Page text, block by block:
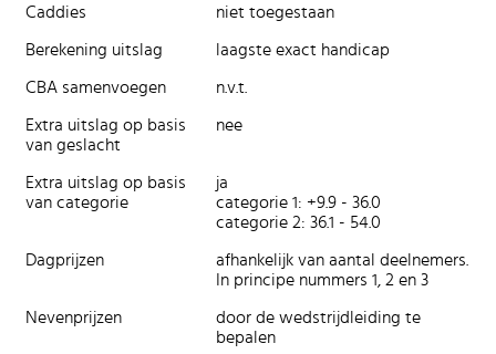
Caddies niet toegestaan
Berekening uitslag laagste exact handicap
CBA samenvoegen n.v.t.
Extra uitslag op basis
van geslacht
nee
Extra uitslag op basis
van categorie
ja
categorie 1: +9.9 - 36.0
categorie 2: 36.1 - 54.0
Dagprijzen
afhankelijk van aantal deelnemers.
In principe nummers 1, 2 en 3
Nevenprijzen
door de wedstrijdleiding te
bepalen